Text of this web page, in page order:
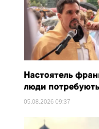
Настоятель
люди
05.08.202609:37